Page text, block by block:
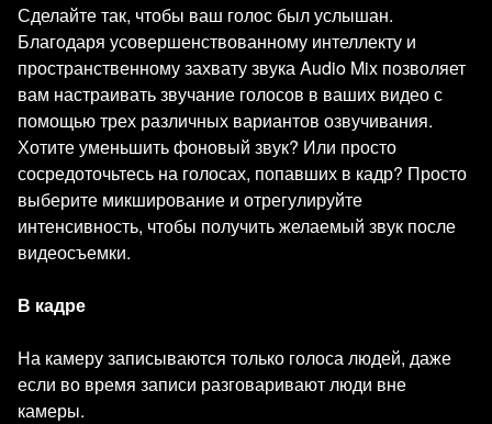
Сделайте так, чтобы ваш голос был услышан.
Благодаря усовершенствованному интеллекту и
пространственному захвату звука Audio Mix позволяет
вам настраивать звучание голосов в ваших видео с
помощью трех различных вариантов озвучивания.
Хотите уменьшить фоновый звук? Или просто
сосредоточьтесь на голосах, попавших в кадр? Просто
выберите микширование и отрегулируйте
интенсивность, чтобы получить желаемый звук после
видеосъемки.
В кадре
На камеру записываются только голоса людей, даже
если во время записи разговаривают люди вне
камеры.